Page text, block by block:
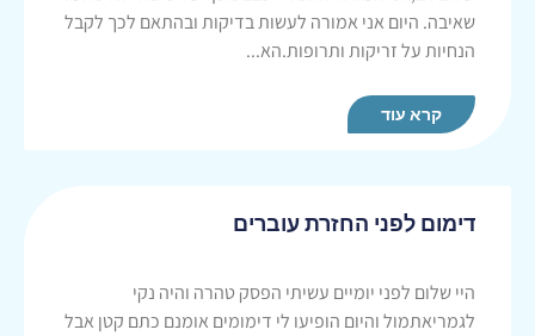
שאיבה. היום אני אמורה לעשות בדיקות ובהתאם לכך לקבל
הנחיות על זריקות ותרופות.הא...
קרא עוד
דימום לפני החזרת עוברים
היי שלום לפני יומיים עשיתי הפסק טהרה והיה נקי
לגמריאתמול והיום הופיעו לי דימומים אומנם כתם קטן אבל